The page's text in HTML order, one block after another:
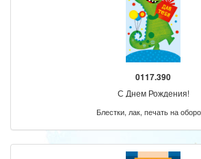
0117.390
С Днем Рождения!
Блестки, лак, печать на